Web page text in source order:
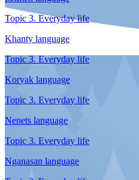
Topic 2. Work
Evenki language
Topic 2. Home
Inuit language
Topic 2. Work
Itelmen language
Topic 2. Work
Khanty language
Topic 2. Work